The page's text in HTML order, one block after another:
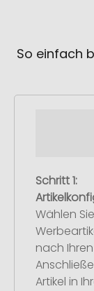
So einfach
Schritt 1:
Wählen
nach
Artikel in